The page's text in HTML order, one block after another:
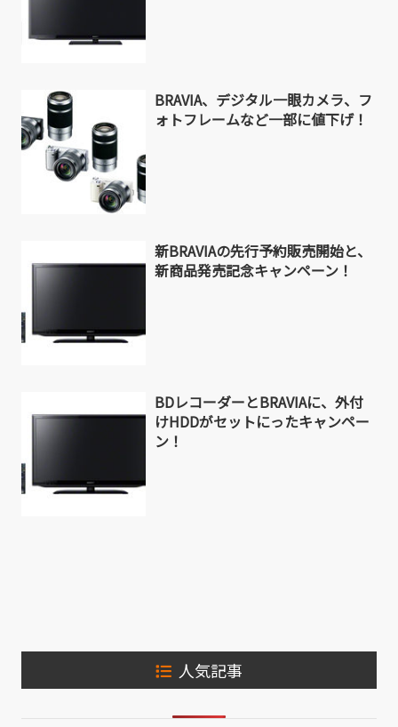
BRAVIA、デジタル一眼カメラ、フ
ォトフレームなど一部に値下げ！
新BRAVIAの先行予約販売開始と、
新商品発売記念キャンペーン！
BDレコーダーとBRAVIAに、外付
けHDDがセットにったキャンペー
ン！
人気記事